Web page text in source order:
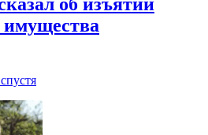
имущества